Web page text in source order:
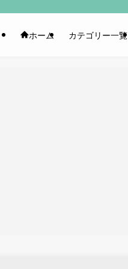
ホーム カテゴリー一覧